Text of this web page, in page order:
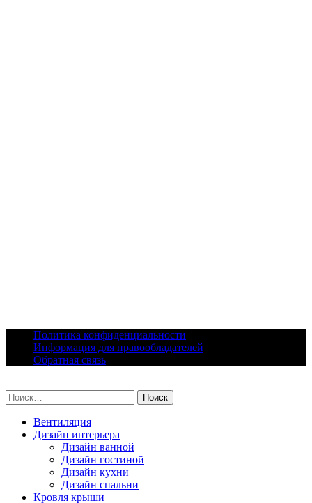
content
Политика конфиденциальности
Информация для правообладателей
Обратная связь
Найти:
Вентиляция
Дизайн интерьера
Дизайн ванной
Дизайн гостиной
Дизайн кухни
Дизайн спальни
Кровля крыши